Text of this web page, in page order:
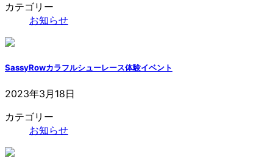
カテゴリー
お知らせ
SassyRowカラフルシューレース体験イベント
2023年3月18日
カテゴリー
お知らせ